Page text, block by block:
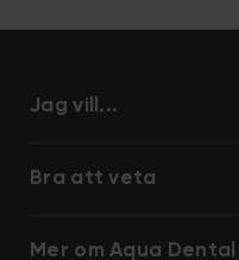
Jag vill...
Bra att veta
Mer om Aqua Dental